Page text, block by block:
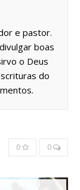
e pastor.
boas
o Deus
do
0 0